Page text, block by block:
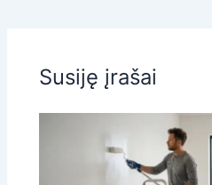
Susiję įrašai